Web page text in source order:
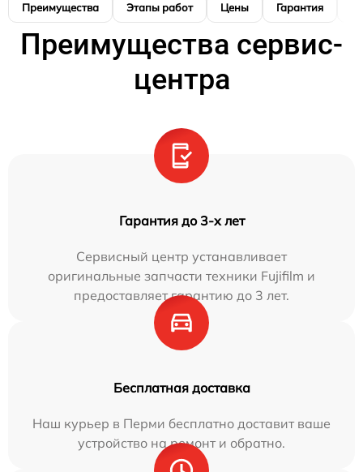
Преимущества Этапы работ Цены Гарантия
Преимущества сервис-
центра
Гарантия до 3-х лет
Сервисный центр устанавливает
оригинальные запчасти техники Fujifilm и
предоставляет гарантию до 3 лет.
Бесплатная доставка
Наш курьер в Перми бесплатно доставит ваше
устройство на ремонт и обратно.